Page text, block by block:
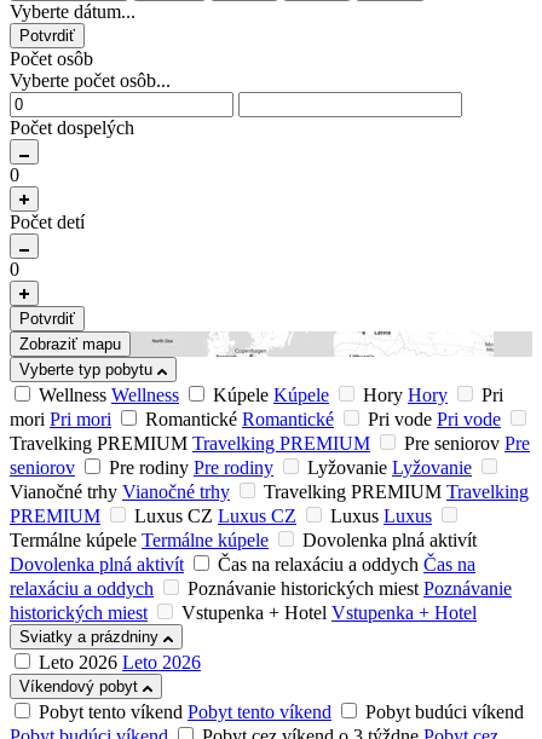
Vyberte dátum...
Potvrdiť
Počet osôb
Vyberte počet osôb...
Počet dospelých
0
Počet detí
0
Potvrdiť
Zobraziť mapu
Vyberte typ pobytu
Wellness Wellness Kúpele Kúpele Hory Hory
Pri
mori Pri mori Romantické Romantické Pri vode Pri vode
Travelking PREMIUM Travelking PREMIUM Pre seniorov Pre
seniorov
Pre rodiny Pre rodiny Lyžovanie Lyžovanie
Vianočné trhy Vianočné trhy Travelking PREMIUM Travelking
PREMIUM
Luxus CZ Luxus CZ Luxus Luxus
Termálne kúpele Termálne kúpele
Dovolenka plná aktivít
Dovolenka plná aktivít
Čas na relaxáciu a oddych Čas na
relaxáciu a oddych
Poznávanie historických miest Poznávanie
historických miest
Vstupenka + Hotel Vstupenka + Hotel
Sviatky a prázdniny
Leto 2026 Leto 2026
Víkendový pobyt
Pobyt tento víkend Pobyt tento víkend
Pobyt budúci víkend